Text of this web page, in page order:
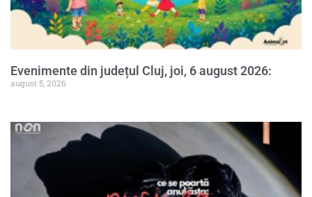
Evenimente din județul Cluj, joi, 6 august 2026:
august 5, 2026